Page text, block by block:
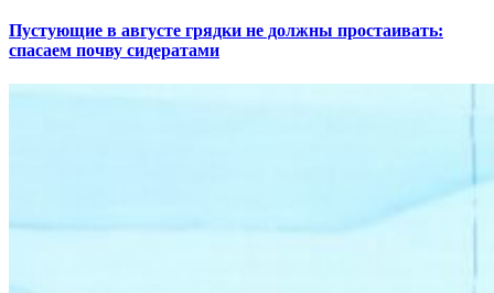
Пустующие в августе грядки не должны простаивать:
спасаем почву сидератами